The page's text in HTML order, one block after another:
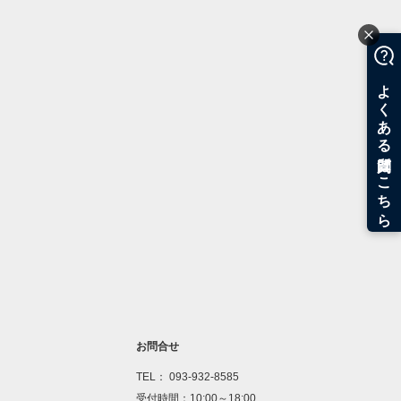
お問合せ
TEL： 093-932-8585
受付時間：10:00～18:00